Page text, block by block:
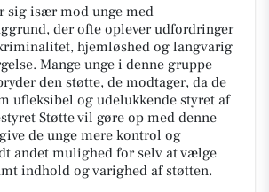
sig især mod unge med
der ofte oplever udfordringer
hjemløshed og langvarig
Mange unge i denne gruppe
den støtte, de modtager, da de
ufleksibel og udelukkende styret af
Støtte vil gøre op med denne
de unge mere kontrol og
andet mulighed for selv at vælge
indhold og varighed af støtten.